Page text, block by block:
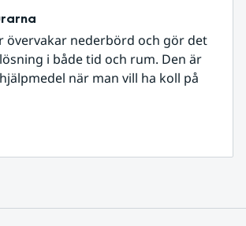
övervakar nederbörd och gör det
i både tid och rum. Den är
när man vill ha koll på